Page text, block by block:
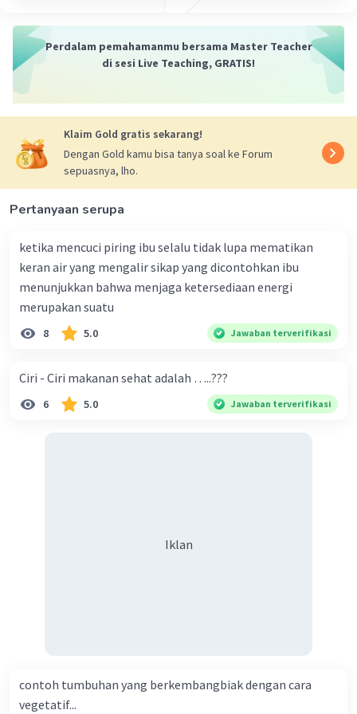
Perdalam pemahamanmu bersama Master Teacher
di sesi Live Teaching, GRATIS!
Klaim Gold gratis sekarang!
Dengan Gold kamu bisa tanya soal ke Forum
sepuasnya, lho.
Pertanyaan serupa
ketika mencuci piring ibu selalu tidak lupa mematikan
keran air yang mengalir sikap yang dicontohkan ibu
menunjukkan bahwa menjaga ketersediaan energi
merupakan suatu
8 5.0 Jawaban terverifikasi
Ciri - Ciri makanan sehat adalah …..???
6 5.0 Jawaban terverifikasi
Iklan
contoh tumbuhan yang berkembangbiak dengan cara
vegetatif...